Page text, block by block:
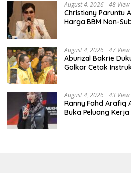
August 4, 2026 48 View
Christiany Paruntu
Harga BBM Non-
August 4, 2026 47 View
Aburizal Bakrie
Golkar Cetak
August 4, 2026 43 View
Ranny Fahd Arafiq
Buka Peluang